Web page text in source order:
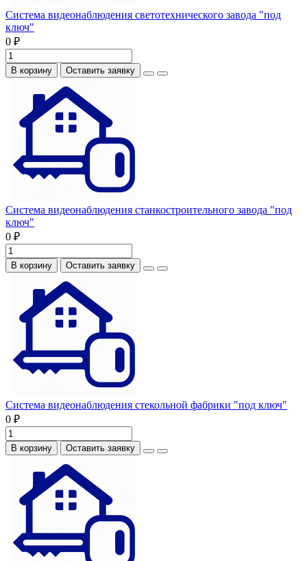
Система видеонаблюдения светотехнического завода "под
ключ"
0 ₽
В корзину Оставить заявку
Система видеонаблюдения станкостроительного завода "под
ключ"
0 ₽
В корзину Оставить заявку
Система видеонаблюдения стекольной фабрики "под ключ"
0 ₽
В корзину Оставить заявку